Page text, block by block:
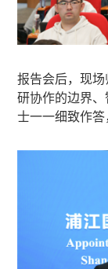
报告会后，现
研协作的边界
士一一细致作答